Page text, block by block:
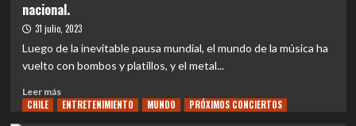
van
Giersbergen
Marko
Hietala
The
Toy
Dolls
Chile
se
cambia
nacional.
31 julio, 2023
Luego de la inevitable pausa mundial, el mundo de la música ha
vuelto con bombos y platillos, y el metal...
Leer másLeer
más
CHILE ENTRETENIMIENTO MUNDO PRÓXIMOS CONCIERTOS